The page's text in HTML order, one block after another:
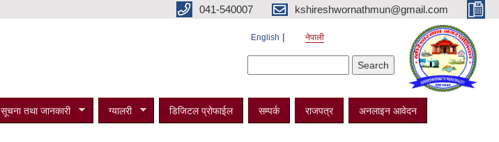
041-540007 kshireshwornathmun@gmail.com
English नेपाली
सूचना तथा जानकारी ग्यालरी डिजिटल प्रोफाईल सम्पर्क राजपत्र अनलाइन आवेदन